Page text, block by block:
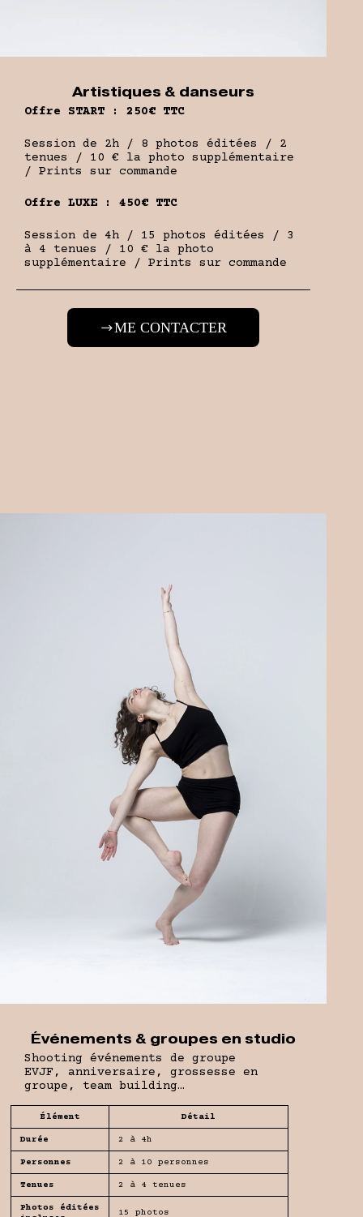
Artistiques & danseurs
Offre START : 250€ TTC
Session de 2h / 8 photos éditées / 2
tenues / 10 € la photo supplémentaire
/ Prints sur commande
Offre LUXE : 450€ TTC
Session de 4h / 15 photos éditées / 3
à 4 tenues / 10 € la photo
supplémentaire / Prints sur commande
ME CONTACTER
Événements & groupes en studio
Shooting événements de groupe
EVJF, anniversaire, grossesse en
groupe, team building…
Élément Détail
Durée 2 à 4h
Personnes 2 à 10 personnes
Tenues 2 à 4 tenues
Photos éditées
15 photos